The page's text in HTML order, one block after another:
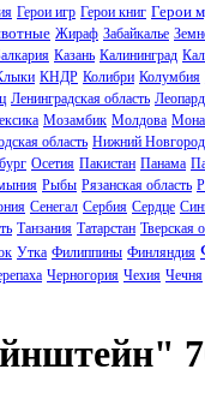
Герои игр Герои книг Герои
Жираф Забайкалье
Казань Калининград
КНДР Колибри Колумбия
Ленинградская область Леопард
Мозамбик Молдова
область Нижний Новгород
Осетия Пакистан Панама
Рыбы Рязанская область
Сенегал Сербия Сердце
Танзания Татарстан Тверская
Утка Филиппины Финляндия
Черногория Чехия Чечня